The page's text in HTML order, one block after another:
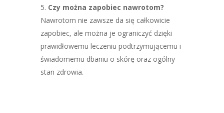
Czy można zapobiec nawrotom?
Nawrotom nie zawsze da się całkowicie
zapobiec, ale można je ograniczyć dzięki
prawidłowemu leczeniu podtrzymującemu i
świadomemu dbaniu o skórę oraz ogólny
stan zdrowia.